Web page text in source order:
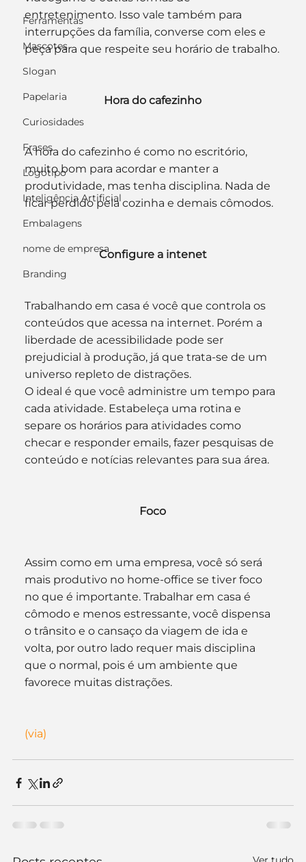
Ferramentas
Mascotes
Slogan
Papelaria
Curiosidades
Frases
Logotipo
Inteligência Artificial
Embalagens
nome de empresa
Branding
entretenimento. Isso vale também para
interrupções da família, converse com eles e
peça para que respeite seu horário de trabalho.
Hora do cafezinho
A hora do cafezinho é como no escritório,
muito bom para acordar e manter a
produtividade, mas tenha disciplina. Nada de
ficar perdido pela cozinha e demais cômodos.
Configure a intenet
Trabalhando em casa é você que controla os
conteúdos que acessa na internet. Porém a
liberdade de acessibilidade pode ser
prejudicial à produção, já que trata-se de um
universo repleto de distrações.
O ideal é que você administre um tempo para
cada atividade. Estabeleça uma rotina e
separe os horários para atividades como
checar e responder emails, fazer pesquisas de
conteúdo e notícias relevantes para sua área.
Foco
Assim como em uma empresa, você só será
mais produtivo no home-office se tiver foco
no que é importante. Trabalhar em casa é
cômodo e menos estressante, você dispensa
o trânsito e o cansaço da viagem de ida e
volta, por outro lado requer mais disciplina
que o normal, pois é um ambiente que
favorece muitas distrações.
(via)